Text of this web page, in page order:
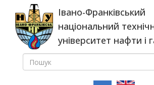
основного
вмісту
Івано-Франківський
національний
університет нафти і
ПОШУКОВА
ПОШУК